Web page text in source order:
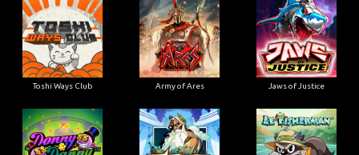
Toshi Ways Club Army of Ares Jaws of Justice